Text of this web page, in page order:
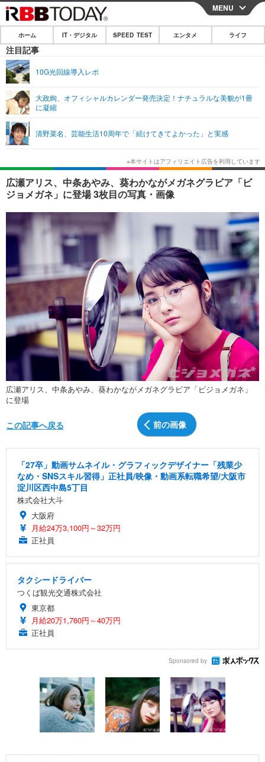
CLOSE
ホーム
IT・デジタル
ショッピング その他
SPEED TEST
エンタメ
エンタメTOP 映画・ドラマ
韓国・芸能
音楽 スポーツ
ショッピング その他
ライフ
ライフTOP グルメ
ペット ショッピング
その他
リリース一覧
プッシュ通知の停止方法
MENU
ホーム IT・デジタル SPEED TEST エンタメ ライフ
注目記事
10G光回線導入レポ
大政絢、オフィシャルカレンダー発売決定！ナチュラルな美貌が1冊
に凝縮
清野菜名、芸能生活10周年で「続けてきてよかった」と実感
広瀬アリス、中条あやみ、葵わかながメガネグラビア「ビ
ジョメガネ」に登場 3枚目の写真・画像
広瀬アリス、中条あやみ、葵わかながメガネグラビア「ビジョメガネ」
に登場
前の画像
この記事へ戻る
「27卒」動画サムネイル・グラフィックデザイナー「残業少
なめ・SNSスキル習得」正社員/映像・動画系転職希望/大阪市
淀川区西中島5丁目
株式会社大斗
大阪府
月給24万3,100円～32万円
正社員
タクシードライバー
つくば観光交通株式会社
東京都
月給20万1,760円～40万円
正社員
Sponsored by